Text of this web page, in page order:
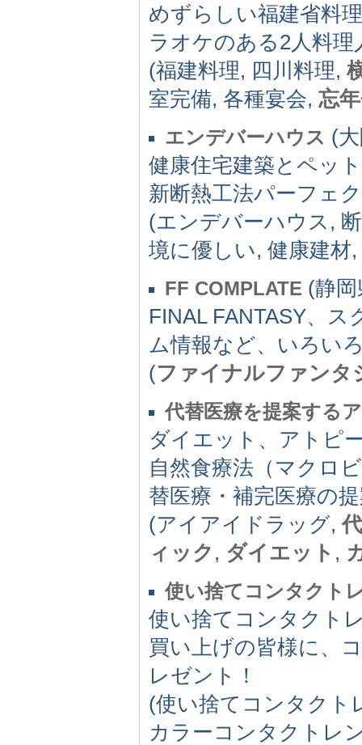
めずらしい福建省料
ラオケのある2人料理
(福建料理, 四川料理,
室完備, 各種宴会, 忘
エンデバーハウス (
健康住宅建築とペッ
新断熱工法パーフェ
(エンデバーハウス,
境に優しい, 健康建材,
FF COMPLATE (静
FINAL FANTASY、
ム情報など、いろい
(ファイナルファンタ
代替医療を提案する
ダイエット、アトピ
自然食療法（マクロ
替医療・補完医療の
(アイアイドラッグ,
ィック , ダイエット ,
使い捨てコンタクト
使い捨てコンタクト
買い上げの皆様に、
レゼント！
(使い捨てコンタクト
カラーコンタクトレ